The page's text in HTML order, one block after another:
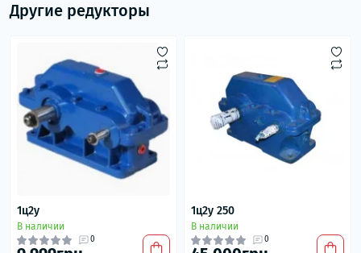
Другие редукторы
1ц2у
В наличии
0
1ц2у 250
В наличии
0